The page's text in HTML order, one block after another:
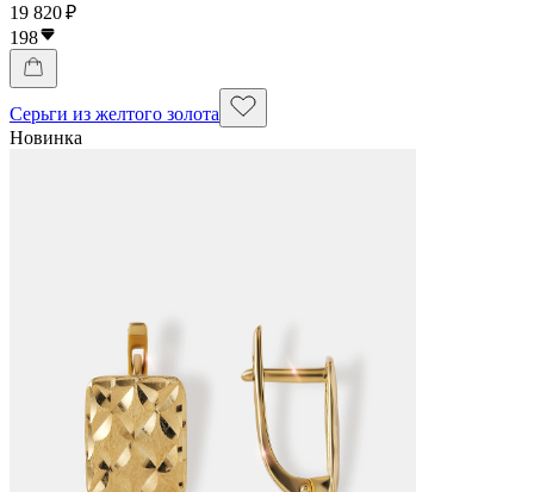
19 820 ₽
198
Серьги из желтого золота
Новинка